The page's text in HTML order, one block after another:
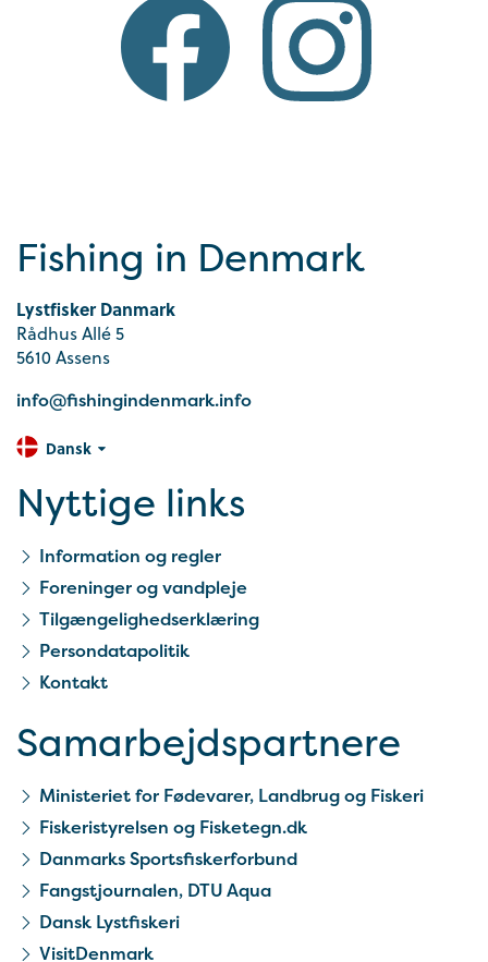
Fishing in Denmark
Lystfisker Danmark
Rådhus Allé 5
5610 Assens
info@fishingindenmark.info
Dansk
Nyttige links
Information og regler
Foreninger og vandpleje
Tilgængelighedserklæring
Persondatapolitik
Kontakt
Samarbejds­partnere
Ministeriet for Fødevarer, Landbrug og Fiskeri
Fiskeristyrelsen og Fisketegn.dk
Danmarks Sportsfiskerforbund
Fangstjournalen, DTU Aqua
Dansk Lystfiskeri
VisitDenmark